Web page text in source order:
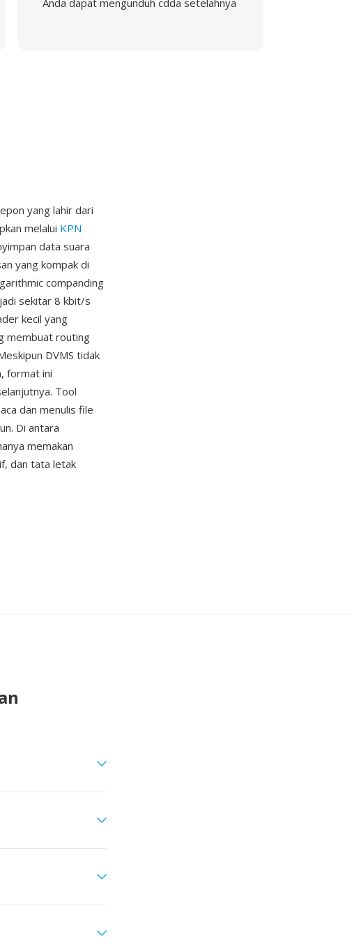
Anda dapat mengunduh cdda setelahnya
yang lahir dari
melalui KPN
data suara
yang kompak di
companding
sekitar 8 kbit/s
kecil yang
membuat routing
DVMS tidak
format ini
Tool
dan menulis file
Di antara
memakan
dan tata letak